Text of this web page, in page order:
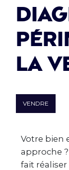
la
VENDRE
Votre bien
approche
fait